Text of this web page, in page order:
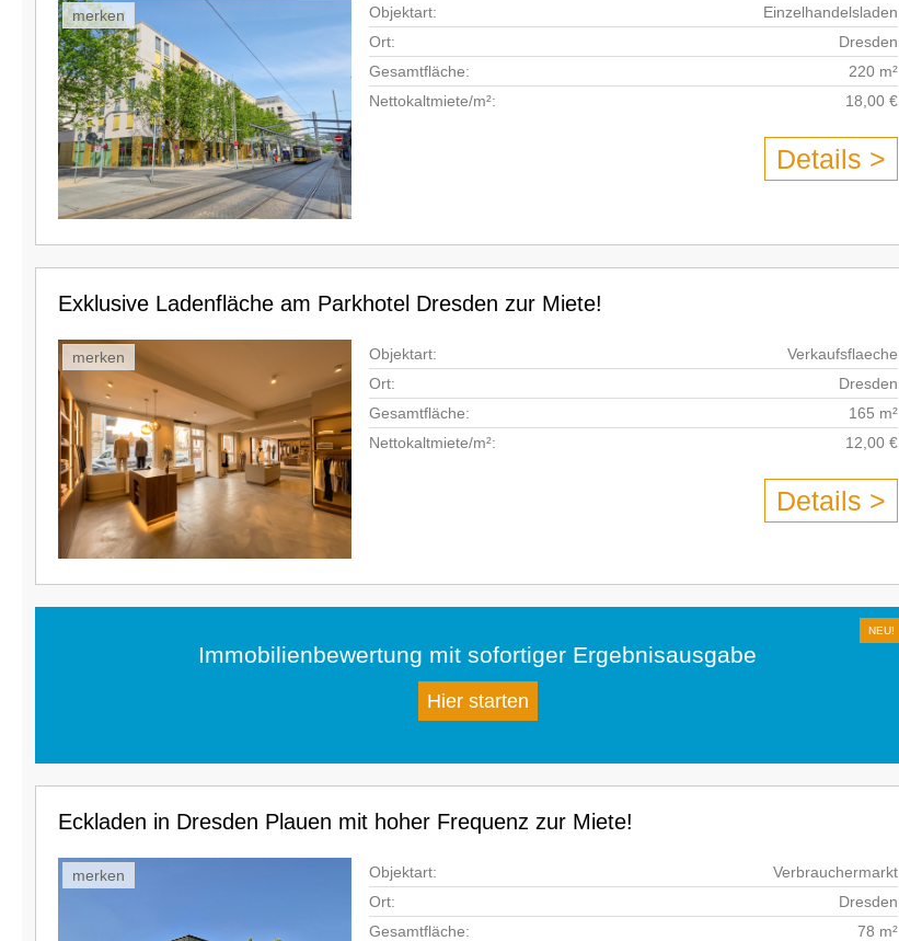
merken Objektart:
Einzelhandelsladen
Ort:
Dresden
Gesamtfläche:
220 m²
Nettokaltmiete/m²:
18,00 €
Details >
Exklusive Ladenfläche am Parkhotel Dresden zur Miete!
merken Objektart:
Verkaufsflaeche
Ort:
Dresden
Gesamtfläche:
165 m²
Nettokaltmiete/m²:
12,00 €
Details >
Immobilienbewertung mit sofortiger Ergebnisausgabe
Hier starten
Eckladen in Dresden Plauen mit hoher Frequenz zur Miete!
merken Objektart:
Verbrauchermarkt
Ort:
Dresden
Gesamtfläche:
78 m²